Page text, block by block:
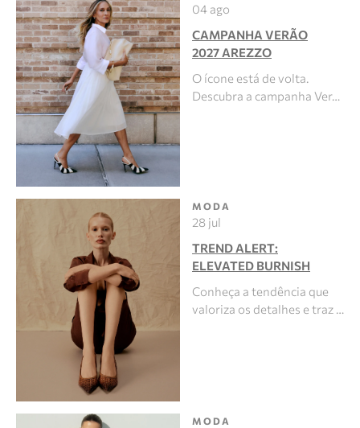
04 ago
CAMPANHA VERÃO
2027 AREZZO
O ícone está de volta.
Descubra a campanha Ver…
MODA
28 jul
TREND ALERT:
ELEVATED BURNISH
Conheça a tendência que
valoriza os detalhes e traz …
MODA